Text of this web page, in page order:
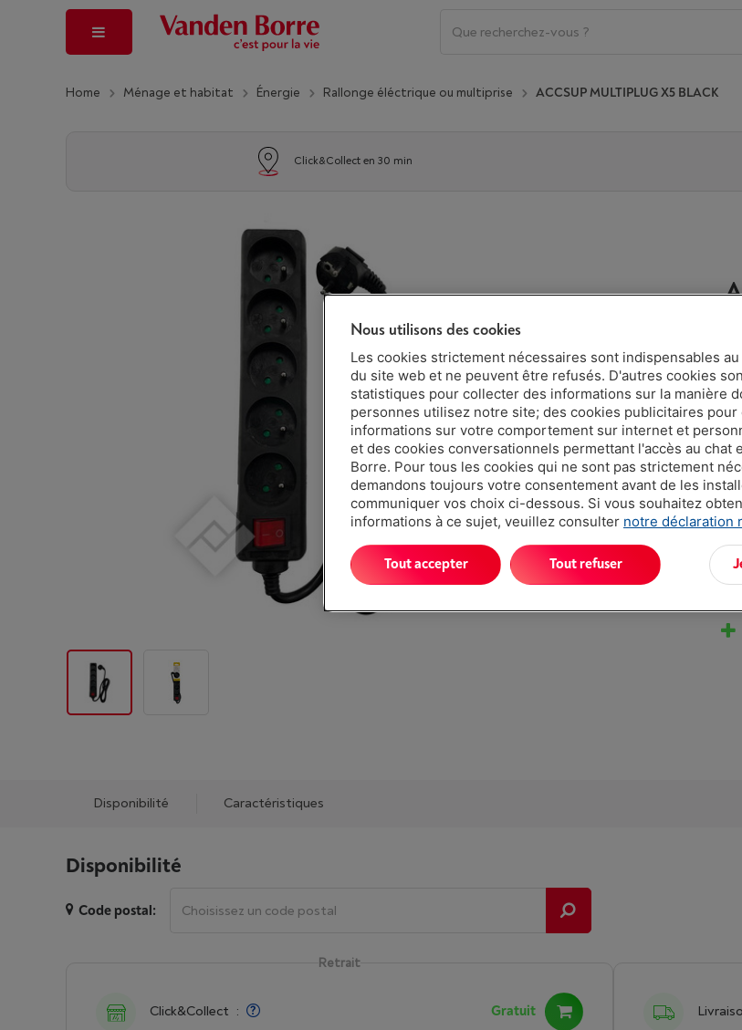
Home Ménage et habitat Énergie Rallonge éléctrique ou multiprise ACCSUP MULTIPLUG X5 BLACK
Click&Collect en 30 min
Disponibilité Caractéristiques
Disponibilité
Code postal:
Retrait
Click&Collect :
Gratuit
Nous utilisons des cookies
Les cookies strictement nécessaires sont indispensables
du site web et ne peuvent être refusés. D'autres cookies
statistiques pour collecter des informations sur la manière
personnes utilisez notre site; des cookies publicitaires pour
informations sur votre comportement sur internet et
et des cookies conversationnels permettant l'accès au chat
Borre. Pour tous les cookies qui ne sont pas strictement
demandons toujours votre consentement avant de les
communiquer vos choix ci-dessous. Si vous souhaitez
informations à ce sujet, veuillez consulter notre déclaration
Tout refuser
Tout accepter